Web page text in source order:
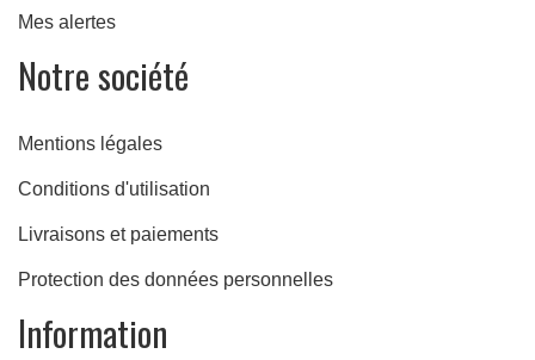
Mes alertes
Notre société
Mentions légales
Conditions d'utilisation
Livraisons et paiements
Protection des données personnelles
Information